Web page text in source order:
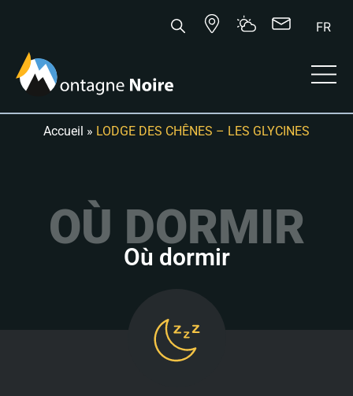
FR
Accueil » LODGE DES CHÊNES – LES GLYCINES
OÙ DORMIR
Où dormir